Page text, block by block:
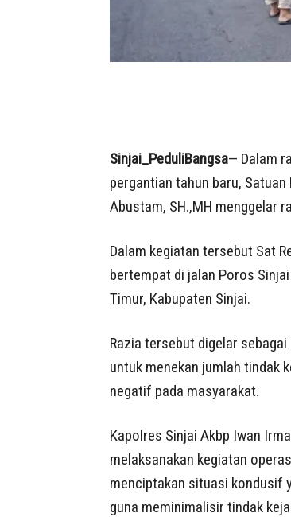
Sinjai_PeduliBangsa— Dalam
pergantian tahun baru,
Abustam, SH.,MH menggelar
Dalam kegiatan tersebut Sat
bertempat di jalan Poros
Timur, Kabupaten Sinjai.
Razia tersebut digelar
untuk menekan jumlah tindak
negatif pada masyarakat.
Kapolres Sinjai Akbp Iwan
melaksanakan kegiatan
menciptakan situasi kondusif
guna meminimalisir tindak